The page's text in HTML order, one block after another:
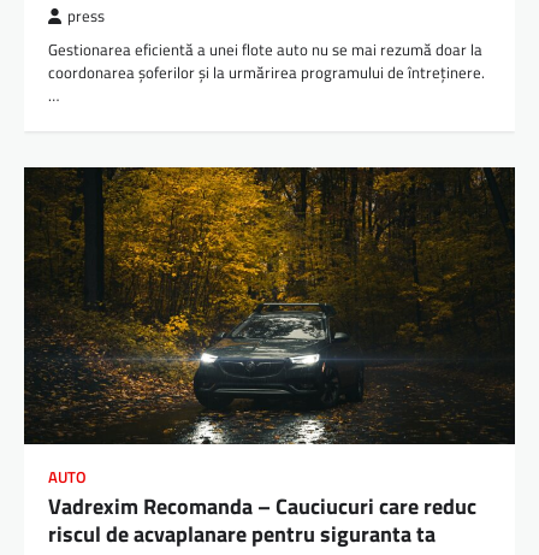
press
Gestionarea eficientă a unei flote auto nu se mai rezumă doar la
coordonarea șoferilor și la urmărirea programului de întreținere.
…
AUTO
Vadrexim Recomanda – Cauciucuri care reduc
riscul de acvaplanare pentru siguranta ta